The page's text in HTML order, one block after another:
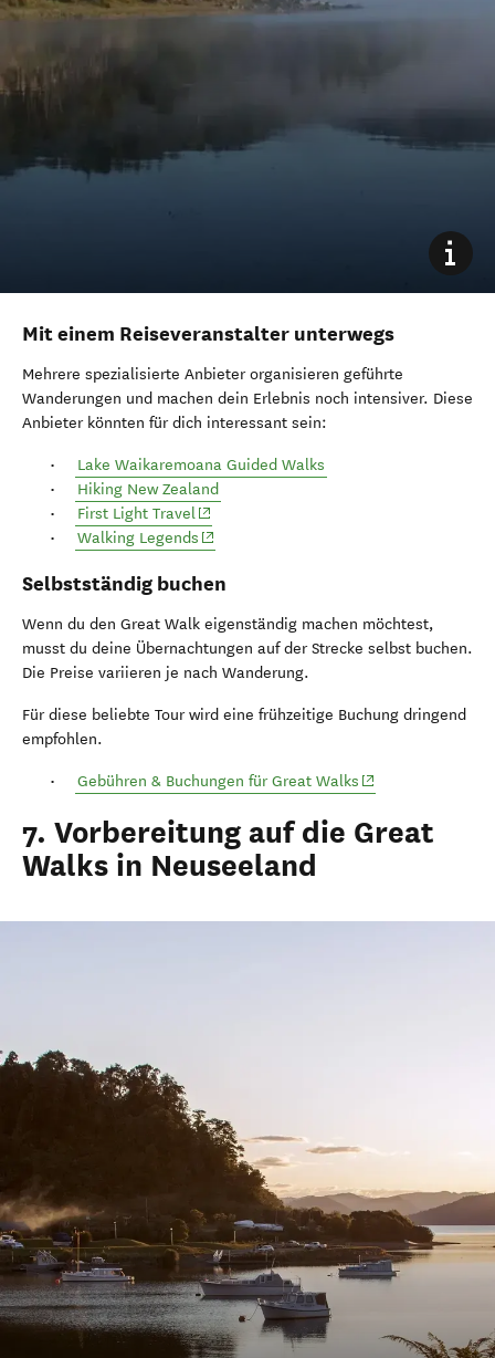
Mit einem Reiseveranstalter unterwegs
Mehrere spezialisierte Anbieter organisieren geführte
Wanderungen und machen dein Erlebnis noch intensiver. Diese
Anbieter könnten für dich interessant sein:
Lake Waikaremoana Guided Walks
Hiking New Zealand
First Light Travel(opens in new window)
Walking Legends (opens in new window)
Selbstständig buchen
Wenn du den Great Walk eigenständig machen möchtest,
musst du deine Übernachtungen auf der Strecke selbst buchen.
Die Preise variieren je nach Wanderung.
Für diese beliebte Tour wird eine frühzeitige Buchung dringend
empfohlen.
Gebühren & Buchungen für Great Walks (opens in new
7. Vorbereitung auf die Great
Walks in Neuseeland